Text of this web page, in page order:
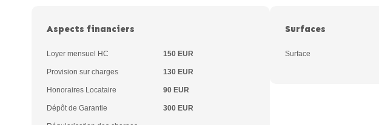
Aspects financiers
Loyer mensuel HC 150 EUR
Provision sur charges 130 EUR
Honoraires Locataire 90 EUR
Dépôt de Garantie 300 EUR
Surfaces
Surface